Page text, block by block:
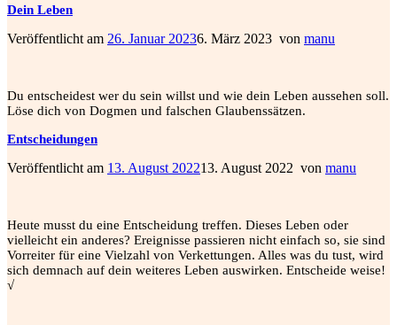
Dein Leben
Veröffentlicht am 26. Januar 20236. März 2023 von manu
Du entscheidest wer du sein willst und wie dein Leben aussehen soll.
Löse dich von Dogmen und falschen Glaubenssätzen.
Entscheidungen
Veröffentlicht am 13. August 202213. August 2022 von manu
Heute musst du eine Entscheidung treffen. Dieses Leben oder
vielleicht ein anderes? Ereignisse passieren nicht einfach so, sie sind
Vorreiter für eine Vielzahl von Verkettungen. Alles was du tust, wird
sich demnach auf dein weiteres Leben auswirken. Entscheide weise!
√